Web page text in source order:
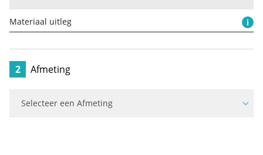
Materiaal uitleg
2 Afmeting